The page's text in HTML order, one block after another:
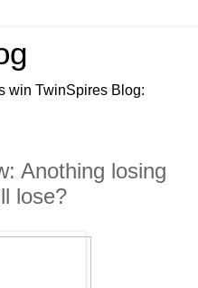
win TwinSpires Blog:
Anothing losing
lose?